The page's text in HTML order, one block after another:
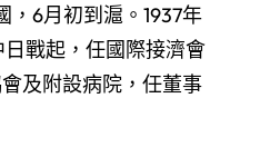
，6月初到滬。1937年
戰起，任國際接濟會
及附設病院，任董事